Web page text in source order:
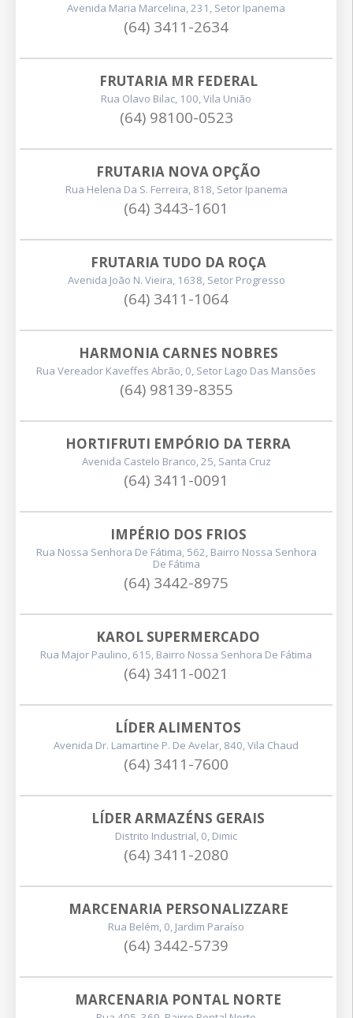
Avenida Maria Marcelina, 231, Setor Ipanema
(64) 3411-2634
FRUTARIA MR FEDERAL
Rua Olavo Bilac, 100, Vila União
(64) 98100-0523
FRUTARIA NOVA OPÇÃO
Rua Helena Da S. Ferreira, 818, Setor Ipanema
(64) 3443-1601
FRUTARIA TUDO DA ROÇA
Avenida João N. Vieira, 1638, Setor Progresso
(64) 3411-1064
HARMONIA CARNES NOBRES
Rua Vereador Kaveffes Abrão, 0, Setor Lago Das Mansões
(64) 98139-8355
HORTIFRUTI EMPÓRIO DA TERRA
Avenida Castelo Branco, 25, Santa Cruz
(64) 3411-0091
IMPÉRIO DOS FRIOS
Rua Nossa Senhora De Fátima, 562, Bairro Nossa Senhora
De Fátima
(64) 3442-8975
KAROL SUPERMERCADO
Rua Major Paulino, 615, Bairro Nossa Senhora De Fátima
(64) 3411-0021
LÍDER ALIMENTOS
Avenida Dr. Lamartine P. De Avelar, 840, Vila Chaud
(64) 3411-7600
LÍDER ARMAZÉNS GERAIS
Distrito Industrial, 0, Dimic
(64) 3411-2080
MARCENARIA PERSONALIZZARE
Rua Belém, 0, Jardim Paraíso
(64) 3442-5739
MARCENARIA PONTAL NORTE